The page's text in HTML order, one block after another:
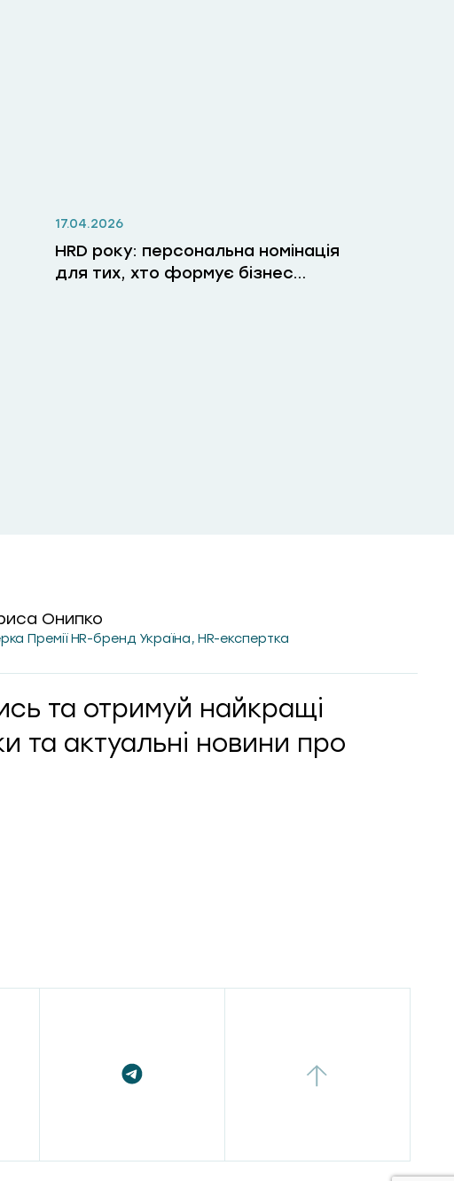
17.04.2026
HRD року: персональна номінація
для тих, хто формує бізнес
Онипко
Премії HR-бренд Україна, HR-експертка
та отримуй найкращі
та актуальні новини про